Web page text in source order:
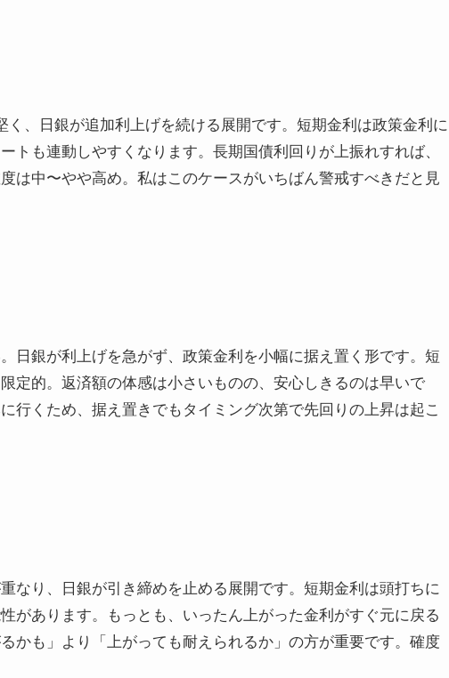
、日銀が追加利上げを続ける展開です。短期金利は政策金利に
トも連動しやすくなります。長期国債利回りが上振れすれば、
は中〜やや高め。私はこのケースがいちばん警戒すべきだと見
日銀が利上げを急がず、政策金利を小幅に据え置く形です。短
定的。返済額の体感は小さいものの、安心しきるのは早いで
行くため、据え置きでもタイミング次第で先回りの上昇は起こ
なり、日銀が引き締めを止める展開です。短期金利は頭打ちに
があります。もっとも、いったん上がった金利がすぐ元に戻る
かも」より「上がっても耐えられるか」の方が重要です。確度